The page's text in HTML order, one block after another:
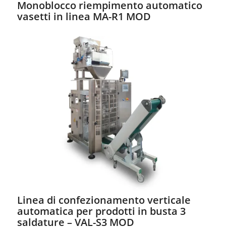
Monoblocco riempimento automatico
vasetti in linea MA-R1 MOD
Linea di confezionamento verticale
automatica per prodotti in busta 3
saldature – VAL-S3 MOD